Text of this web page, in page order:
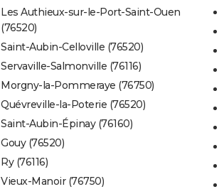
Les Authieux-sur-le-Port-Saint-Ouen
(76520)
Saint-Aubin-Celloville (76520)
Servaville-Salmonville (76116)
Morgny-la-Pommeraye (76750)
Quévreville-la-Poterie (76520)
Saint-Aubin-Épinay (76160)
Gouy (76520)
Ry (76116)
Vieux-Manoir (76750)